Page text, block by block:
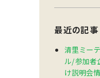
最近の記事
清里ミー
ル/参加者
け説明会